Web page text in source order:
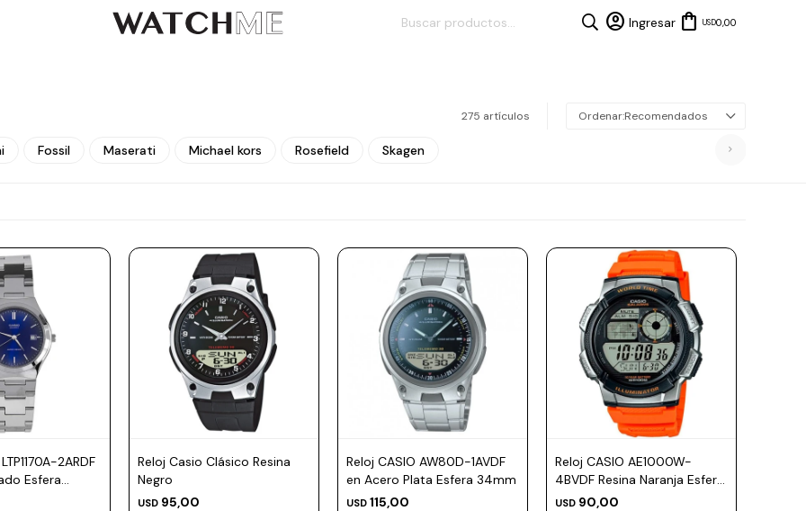
USD0,00
275 artículos Recomendados
Fossil Maserati Michael kors Rosefield Skagen
2ARDF
Esfera
Reloj Casio Clásico Resina
Negro
USD 95,00
Reloj CASIO AW80D-1AVDF
en Acero Plata Esfera 34mm
USD 115,00
Reloj CASIO AE1000W-
4BVDF Resina Naranja Esfera
43mm
USD 90,00